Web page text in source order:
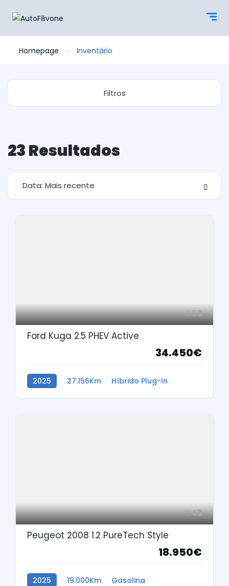
Homepage Inventário
Filtros
23Resultados
Data: Mais recente
59
Ford Kuga 2.5 PHEV Active
34.450€
2025 27.156Km Híbrido Plug-In
43
Peugeot 2008 1.2 PureTech Style
18.950€
2025 19.000Km Gasolina